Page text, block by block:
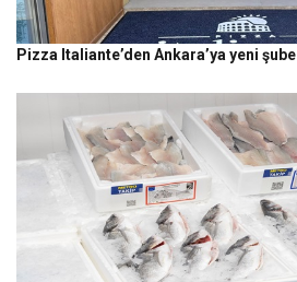
Pizza Italiante’den Ankara’ya yeni şube